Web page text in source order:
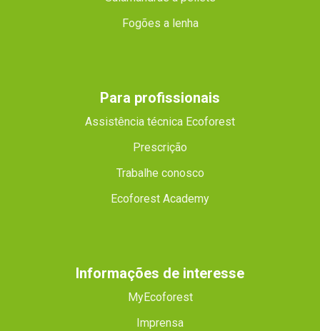
Fogões a lenha
Para profissionais
Assistência técnica Ecoforest
Prescrição
Trabalhe conosco
Ecoforest Academy
Informações de interesse
MyEcoforest
Imprensa